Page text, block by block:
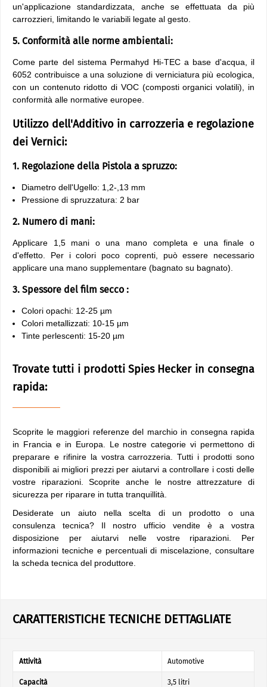
un'applicazione standardizzata, anche se effettuata da più
carrozzieri, limitando le variabili legate al gesto.
5. Conformità alle norme ambientali:
Come parte del sistema Permahyd Hi-TEC a base d'acqua, il
6052 contribuisce a una soluzione di verniciatura più ecologica,
con un contenuto ridotto di VOC (composti organici volatili), in
conformità alle normative europee.
Utilizzo dell'Additivo in carrozzeria e regolazione
dei Vernici:
1. Regolazione della Pistola a spruzzo:
Diametro dell'Ugello: 1,2-,13 mm
Pressione di spruzzatura: 2 bar
2. Numero di mani:
Applicare 1,5 mani o una mano completa e una finale o
d'effetto. Per i colori poco coprenti, può essere necessario
applicare una mano supplementare (bagnato su bagnato).
3. Spessore del film secco :
Colori opachi: 12-25 µm
Colori metallizzati: 10-15 µm
Tinte perlescenti: 15-20 µm
Trovate tutti i prodotti Spies Hecker in consegna
rapida:
Scoprite le maggiori referenze del marchio in consegna rapida
in Francia e in Europa. Le nostre categorie vi permettono di
preparare e rifinire la vostra carrozzeria. Tutti i prodotti sono
disponibili ai migliori prezzi per aiutarvi a controllare i costi delle
vostre riparazioni. Scoprite anche le nostre attrezzature di
sicurezza per riparare in tutta tranquillità.
Desiderate un aiuto nella scelta di un prodotto o una
consulenza tecnica? Il nostro ufficio vendite è a vostra
disposizione per aiutarvi nelle vostre riparazioni. Per
informazioni tecniche e percentuali di miscelazione, consultare
la scheda tecnica del produttore.
CARATTERISTICHE TECNICHE DETTAGLIATE
Attività Automotive
Capacità 3,5 litri